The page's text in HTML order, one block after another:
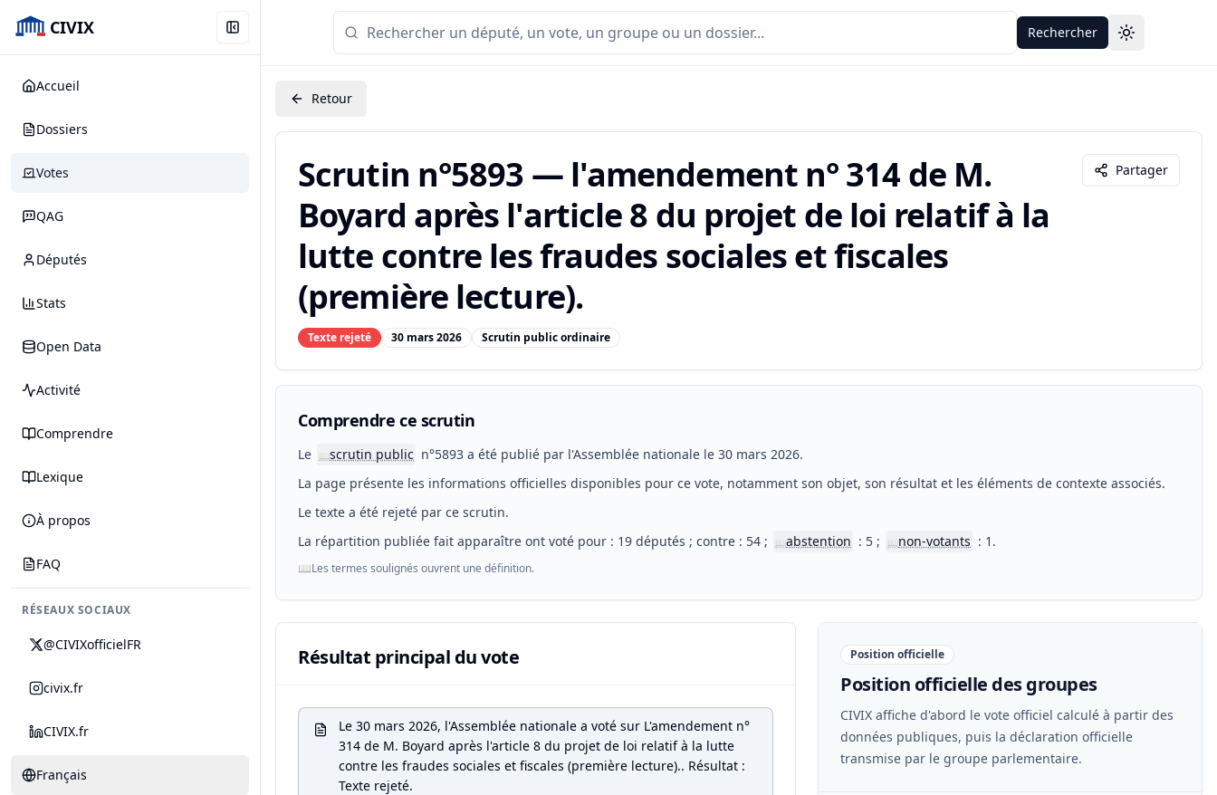
CIVIX
Accueil
Dossiers
Votes
QAG
Députés
Stats
Open Data
Activité
Comprendre
Lexique
À propos
FAQ
RÉSEAUX SOCIAUX
@CIVIXofficielFR
civix.fr
CIVIX.fr
Français
Rechercher Toggle theme
Retour
Scrutin n°5893 — l'amendement n° 314 de M.
Boyard après l'article 8 du projet de loi relatif à la
lutte contre les fraudes sociales et fiscales
(première lecture).
Texte rejeté 30 mars 2026 Scrutin public ordinaire
Partager
Comprendre ce scrutin
Le 📖scrutin public n°5893 a été publié par l'Assemblée nationale le 30 mars 2026.
La page présente les informations officielles disponibles pour ce vote, notamment son objet, son résultat et les éléments de contexte associés.
Le texte a été rejeté par ce scrutin.
La répartition publiée fait apparaître ont voté pour : 19 députés ; contre : 54 ;
📖abstention : 5 ; 📖non-votants : 1.
📖Les termes soulignés ouvrent une définition.
Résultat principal du vote
Le 30 mars 2026, l'Assemblée nationale a voté sur L'amendement n°
314 de M. Boyard après l'article 8 du projet de loi relatif à la lutte
contre les fraudes sociales et fiscales (première lecture).. Résultat :
Texte rejeté.
Position officielle
Position officielle des groupes
CIVIX affiche d'abord le vote officiel calculé à partir des
données publiques, puis la déclaration officielle
transmise par le groupe parlementaire.